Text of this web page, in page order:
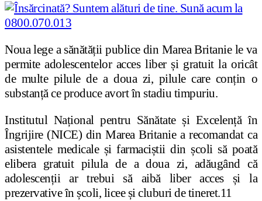
Noua lege a sănătății publice din Marea Britanie le va
permite adolescentelor acces liber și gratuit la oricât
de multe pilule de a doua zi, pilule care conțin o
substanță ce produce avort în stadiu timpuriu.
Institutul Național pentru Sănătate și Excelență în
Îngrijire (NICE) din Marea Britanie a recomandat ca
asistentele medicale și farmaciștii din școli să poată
elibera gratuit pilula de a doua zi, adăugând că
adolescenții ar trebui să aibă liber acces și la
prezervative în școli, licee și cluburi de tineret.11